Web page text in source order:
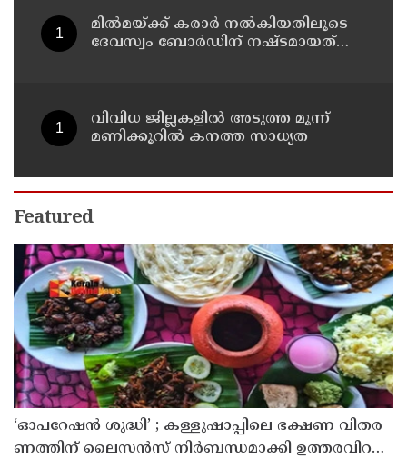
മില്‍മയ്ക്ക് കരാര്‍ നല്‍കിയതിലൂടെ
ദേവസ്വം ബോര്‍ഡിന് നഷ്ടമായത്
വിവിധ ജില്ലകളില്‍ അടുത്ത മൂന്ന്
മണിക്കൂറില്‍ കനത്ത സാധ്യത
Featured
‘ഓ​പ​റേ​ഷ​ൻ ശു​ദ്ധി’ ; ക​ള്ളു​ഷാ​പ്പി​ലെ ഭ​ക്ഷ​ണ വി​ത​ര​
ണ​ത്തി​ന് ലൈ​സ​ൻ​സ് നി​ർ​ബ​ന്ധ​മാ​ക്കി ഉ​ത്ത​ര​വി​റ​